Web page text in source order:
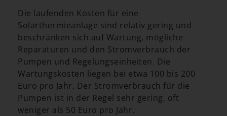
Die laufenden Kosten für eine
Solarthermieanlage sind relativ gering und
beschränken sich auf Wartung, mögliche
Reparaturen und den Stromverbrauch der
Pumpen und Regelungseinheiten. Die
Wartungskosten liegen bei etwa 100 bis 200
Euro pro Jahr. Der Stromverbrauch für die
Pumpen ist in der Regel sehr gering, oft
weniger als 50 Euro pro Jahr.